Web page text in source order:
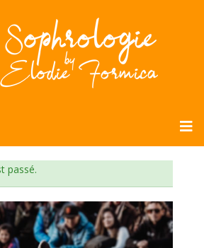
passé.